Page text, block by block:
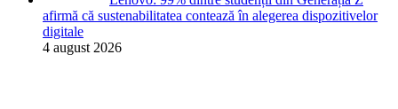
afirmă că sustenabilitatea contează în alegerea dispozitivelor
digitale
4 august 2026